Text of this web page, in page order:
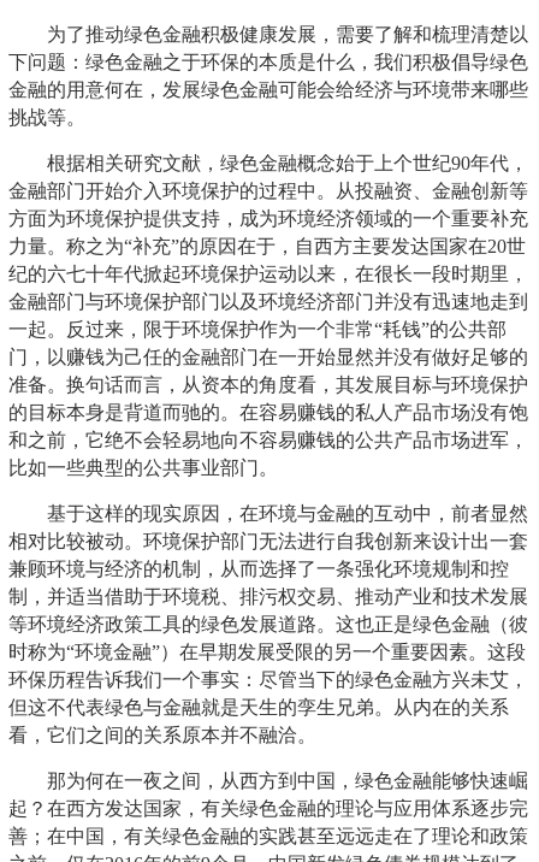
为了推动绿色金融积极健康发展，需要了解和梳理清楚以
下问题：绿色金融之于环保的本质是什么，我们积极倡导绿色
金融的用意何在，发展绿色金融可能会给经济与环境带来哪些
挑战等。
根据相关研究文献，绿色金融概念始于上个世纪90年代，
金融部门开始介入环境保护的过程中。从投融资、金融创新等
方面为环境保护提供支持，成为环境经济领域的一个重要补充
力量。称之为“补充”的原因在于，自西方主要发达国家在20世
纪的六七十年代掀起环境保护运动以来，在很长一段时期里，
金融部门与环境保护部门以及环境经济部门并没有迅速地走到
一起。反过来，限于环境保护作为一个非常“耗钱”的公共部
门，以赚钱为己任的金融部门在一开始显然并没有做好足够的
准备。换句话而言，从资本的角度看，其发展目标与环境保护
的目标本身是背道而驰的。在容易赚钱的私人产品市场没有饱
和之前，它绝不会轻易地向不容易赚钱的公共产品市场进军，
比如一些典型的公共事业部门。
基于这样的现实原因，在环境与金融的互动中，前者显然
相对比较被动。环境保护部门无法进行自我创新来设计出一套
兼顾环境与经济的机制，从而选择了一条强化环境规制和控
制，并适当借助于环境税、排污权交易、推动产业和技术发展
等环境经济政策工具的绿色发展道路。这也正是绿色金融（彼
时称为“环境金融”）在早期发展受限的另一个重要因素。这段
环保历程告诉我们一个事实：尽管当下的绿色金融方兴未艾，
但这不代表绿色与金融就是天生的孪生兄弟。从内在的关系
看，它们之间的关系原本并不融洽。
那为何在一夜之间，从西方到中国，绿色金融能够快速崛
起？在西方发达国家，有关绿色金融的理论与应用体系逐步完
善；在中国，有关绿色金融的实践甚至远远走在了理论和政策